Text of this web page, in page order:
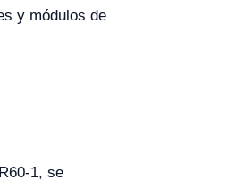
y módulos de
1, se